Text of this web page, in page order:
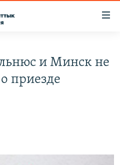
и Минск не
приезде